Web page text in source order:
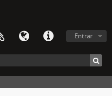
Entrar